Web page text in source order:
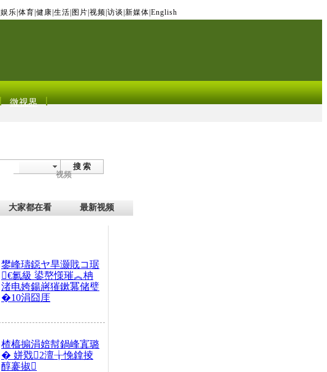
娱乐 体育 健康 生活 图片 视频 访谈 新媒体 English
微视界
搜 索
视频
大家都在看 最新视频
鐢峰瓙鐚ヤ旱灏戝コ琚
€氱級 鍙嶅憡璀︽柟
渚电姱鍚嶈獕鏉冪储璧
�10涓囧厓
楂橀搧涓婄幇鍋峰寘璐
� 姘戣2澶╁悗鎿掕
醇褰掓